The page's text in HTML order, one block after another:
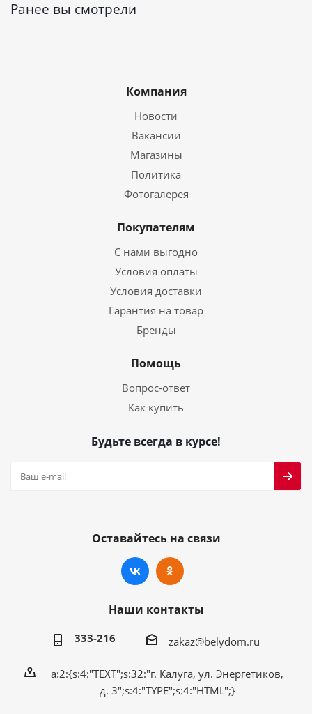
Ранее вы смотрели
Компания
Новости
Вакансии
Магазины
Политика
Фотогалерея
Покупателям
С нами выгодно
Условия оплаты
Условия доставки
Гарантия на товар
Бренды
Помощь
Вопрос-ответ
Как купить
Будьте всегда в курсе!
Оставайтесь на связи
Наши контакты
333-216 zakaz@belydom.ru
a:2:{s:4:"TEXT";s:32:"г. Калуга, ул. Энергетиков,
д. 3";s:4:"TYPE";s:4:"HTML";}